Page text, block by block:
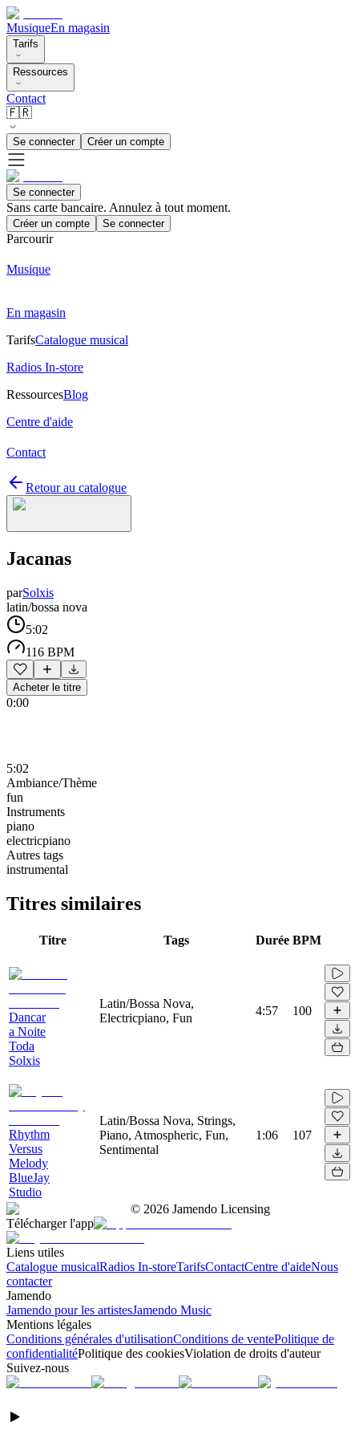
MusiqueEn magasin
Tarifs
Ressources
Contact
🇫🇷
Se connecter Créer un compte
Se connecter
Sans carte bancaire. Annulez à tout moment.
Créer un compte Se connecter
Parcourir
Musique
En magasin
TarifsCatalogue musical
Radios In-store
RessourcesBlog
Centre d'aide
Contact
Retour au catalogue
Jacanas
parSolxis
latin/bossa nova
5:02
116 BPM
Acheter le titre
0:00
5:02
Ambiance/Thème
fun
Instruments
piano
electricpiano
Autres tags
instrumental
Titres similaires
Titre Tags Durée BPM
Dancar
a Noite
Toda
Solxis
Latin/Bossa Nova,
Electricpiano, Fun
4:57 100
Rhythm
Versus
Melody
BlueJay
Studio
Latin/Bossa Nova, Strings,
Piano, Atmospheric, Fun,
Sentimental
1:06 107
© 2026 Jamendo Licensing
Télécharger l'app
Liens utiles
Catalogue musicalRadios In-storeTarifsContactCentre d'aideNous
contacter
Jamendo
Jamendo pour les artistesJamendo Music
Mentions légales
Conditions générales d'utilisationConditions de ventePolitique de
confidentialitéPolitique des cookiesViolation de droits d'auteur
Suivez-nous